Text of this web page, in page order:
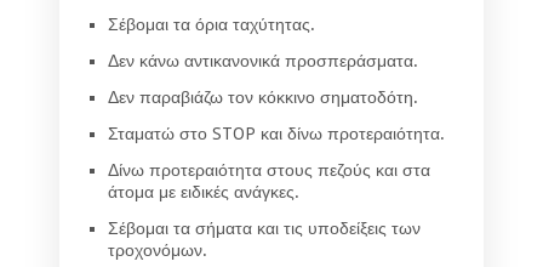
Σέβομαι τα όρια ταχύτητας.
Δεν κάνω αντικανονικά προσπεράσματα.
Δεν παραβιάζω τον κόκκινο σηματοδότη.
Σταματώ στο STOP και δίνω προτεραιότητα.
Δίνω προτεραιότητα στους πεζούς και στα
άτομα με ειδικές ανάγκες.
Σέβομαι τα σήματα και τις υποδείξεις των
τροχονόμων.